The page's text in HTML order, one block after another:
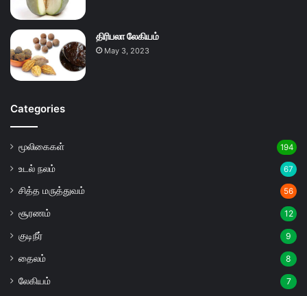
திரிபலா லேகியம்
May 3, 2023
Categories
மூலிகைகள் 194
உடல் நலம் 67
சித்த மருத்துவம் 56
சூரணம் 12
குடிநீர் 9
தைலம் 8
லேகியம் 7